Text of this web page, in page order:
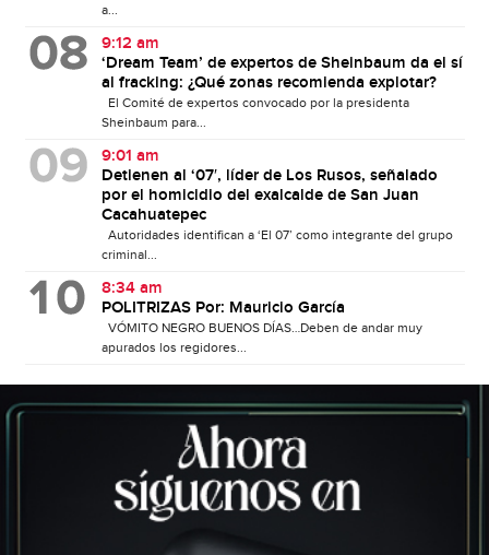
a...
9:12 am
‘Dream Team’ de expertos de Sheinbaum da el sí
al fracking: ¿Qué zonas recomienda explotar?
El Comité de expertos convocado por la presidenta
Sheinbaum para...
9:01 am
Detienen al ‘07′, líder de Los Rusos, señalado
por el homicidio del exalcalde de San Juan
Cacahuatepec
Autoridades identifican a ‘El 07’ como integrante del grupo
criminal...
8:34 am
POLITRIZAS Por: Mauricio García
VÓMITO NEGRO BUENOS DÍAS…Deben de andar muy
apurados los regidores...